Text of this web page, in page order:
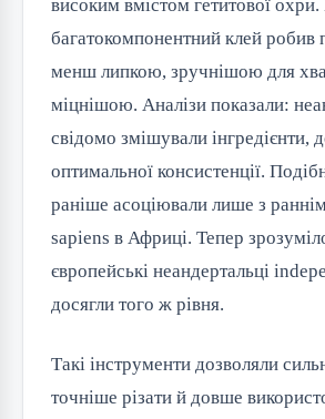
високим вмістом гетитової
багатокомпонентний клей робив
менш липкою, зручнішою для
міцнішою. Аналізи показали:
свідомо змішували інгредієнти,
оптимальної консистенції.
раніше асоціювали лише з
sapiens в Африці. Тепер
європейські неандертальці
досягли того ж рівня.
Такі інструменти дозволяли
точніше різати й довше